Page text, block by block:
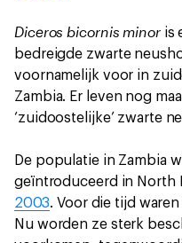
Diceros bicornis minoris
bedreigde zwarte
voornamelijk voor in
Zambia. Er leven nog
‘zuidoostelijke’ zwarte
De populatie in Zambia
geïntroduceerd in North
2003. Voor die tijd
Nu worden ze sterk